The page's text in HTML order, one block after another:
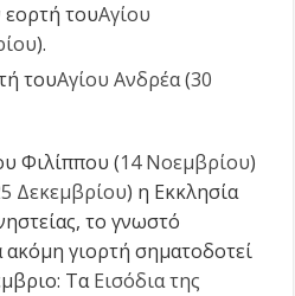
εορτή τουΑγίου
).
τουΑγίου Ανδρέα(30
Φιλίππου (14 Νοεμβρίου)
Δεκεμβρίου) η Εκκλησία
το γνωστό
γιορτή σηματοδοτεί
ΤαΕισόδια της